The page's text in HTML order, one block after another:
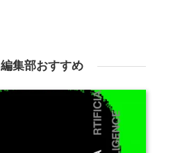
編集部おすすめ